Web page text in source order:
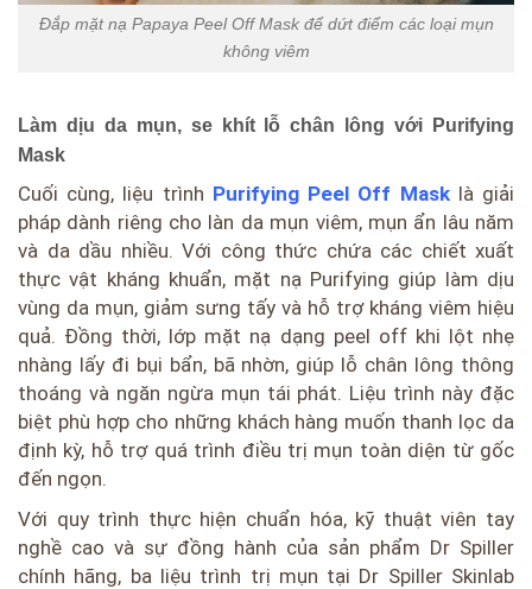
Đắp mặt nạ Papaya Peel Off Mask để dứt điểm các loại mụn
không viêm
Làm dịu da mụn, se khít lỗ chân lông với Purifying
Mask
Cuối cùng, liệu trình Purifying Peel Off Masklà giải
pháp dành riêng cho làn da mụn viêm, mụn ẩn lâu năm
và da dầu nhiều. Với công thức chứa các chiết xuất
thực vật kháng khuẩn, mặt nạ Purifying giúp làm dịu
vùng da mụn, giảm sưng tấy và hỗ trợ kháng viêm hiệu
quả. Đồng thời, lớp mặt nạ dạng peel off khi lột nhẹ
nhàng lấy đi bụi bẩn, bã nhờn, giúp lỗ chân lông thông
thoáng và ngăn ngừa mụn tái phát. Liệu trình này đặc
biệt phù hợp cho những khách hàng muốn thanh lọc da
định kỳ, hỗ trợ quá trình điều trị mụn toàn diện từ gốc
đến ngọn.
Với quy trình thực hiện chuẩn hóa, kỹ thuật viên tay
nghề cao và sự đồng hành của sản phẩm Dr Spiller
chính hãng, ba liệu trình trị mụn tại Dr Spiller Skinlab